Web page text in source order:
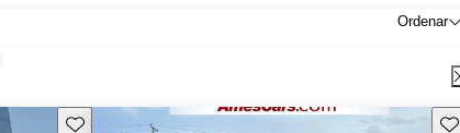
Ordenar
Guarda este Aviso